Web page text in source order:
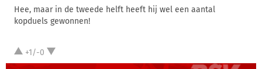
Hee, maar in de tweede helft heeft hij wel een aantal
kopduels gewonnen!
+1/-0